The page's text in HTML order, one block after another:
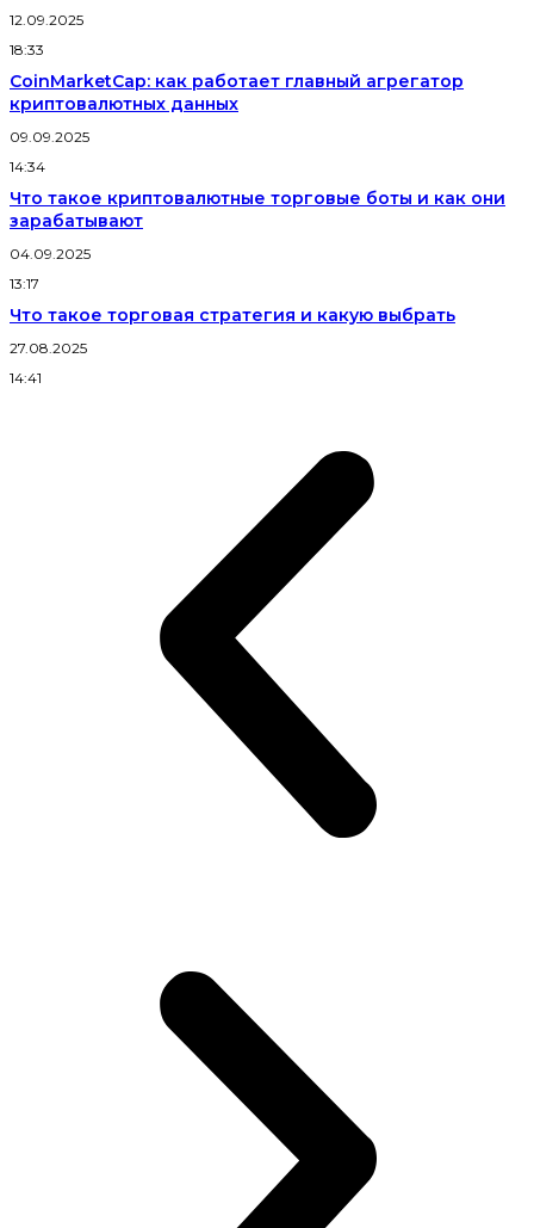
12.09.2025
18:33
CoinMarketCap: как работает главный агрегатор
криптовалютных данных
09.09.2025
14:34
Что такое криптовалютные торговые боты и как они
зарабатывают
04.09.2025
13:17
Что такое торговая стратегия и какую выбрать
27.08.2025
14:41